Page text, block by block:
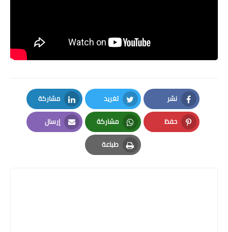
نشر
Facebook
تغريد
Twitter
مشاركة
LinkedIn
حفظ
Pinterest
مشاركة
Whatsapp
إرسال
Email
طباعة
Print